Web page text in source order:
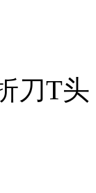
刀T头